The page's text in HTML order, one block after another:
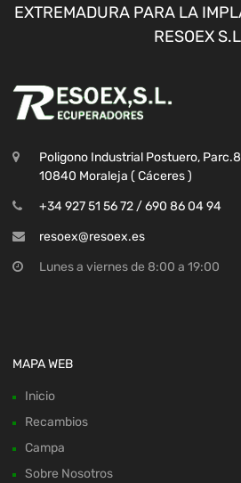
EXTREMADURA PARA LA
RESOEX
Poligono Industrial Postuero, Parc.8
10840 Moraleja ( Cáceres )
+34 927 51 56 72 / 690 86 04 94
resoex@resoex.es
Lunes a viernes de 8:00 a 19:00
MAPA WEB
Inicio
Recambios
Campa
Sobre Nosotros